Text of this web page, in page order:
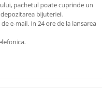
pachetul poate cuprinde un
bijuteriei.
e-mail. In 24 ore de la lansarea